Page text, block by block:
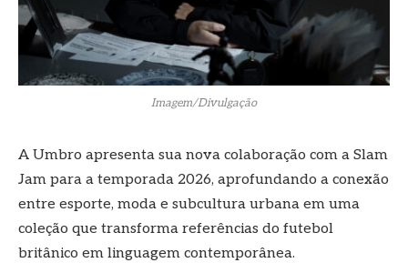
Imagem/Divulgação
A Umbro apresenta sua nova colaboração com a Slam
Jam para a temporada 2026, aprofundando a conexão
entre esporte, moda e subcultura urbana em uma
coleção que transforma referências do futebol
britânico em linguagem contemporânea.